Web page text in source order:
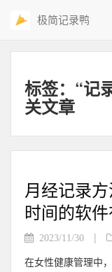
极简记录鸭
标签：“记
关文章
月经记录
时间的软件
2023/11/30 |
在女性健康管理中